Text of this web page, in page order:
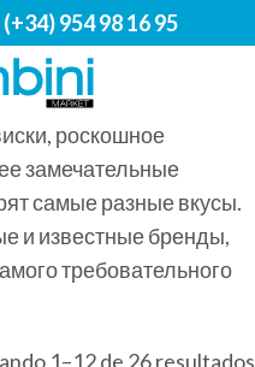
(+34) 954 98 16 95
роскошное
замечательные
самые разные вкусы.
и известные бренды,
требовательного
1–12 de 26 resultados